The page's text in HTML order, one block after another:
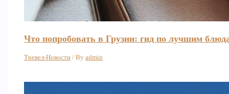
Что попробовать в Грузии: гид по лучшим
Тревел-Новости/ By admin